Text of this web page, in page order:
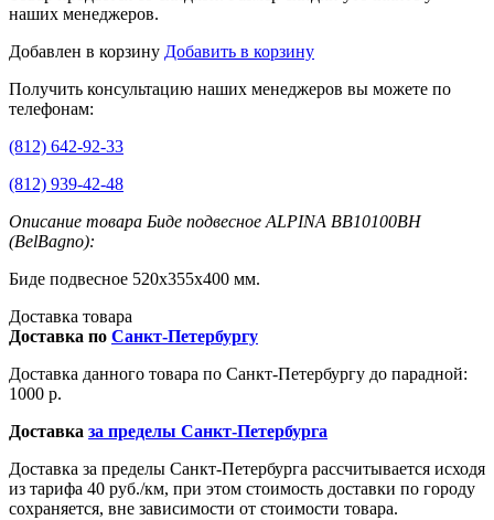
наших менеджеров.
Добавлен в корзину Добавить в корзину
Получить консультацию наших менеджеров вы можете по
телефонам:
(812) 642-92-33
(812) 939-42-48
Описание товара Биде подвесное ALPINA BB10100ВH
(BelBagno):
Биде подвесное 520x355x400 мм.
Доставка товара
Доставка по Санкт-Петербургу
Доставка данного товара по Санкт-Петербургу до парадной:
1000 р.
Доставка за пределы Санкт-Петербурга
Доставка за пределы Санкт-Петербурга рассчитывается исходя
из тарифа 40 руб./км, при этом стоимость доставки по городу
сохраняется, вне зависимости от стоимости товара.